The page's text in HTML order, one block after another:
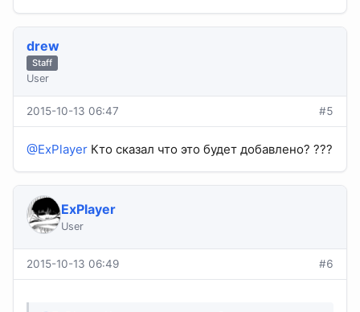
drew
Staff
User
2015-10-13 06:47 #5
@ExPlayer Кто сказал что это будет добавлено? ???
ExPlayer
User
2015-10-13 06:49 #6